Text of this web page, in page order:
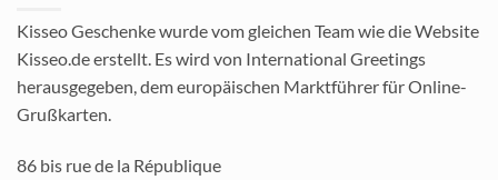
Kisseo Geschenke wurde vom gleichen Team wie die Website
Kisseo.de erstellt. Es wird von International Greetings
herausgegeben, dem europäischen Marktführer für Online-
Grußkarten.
86 bis rue de la République